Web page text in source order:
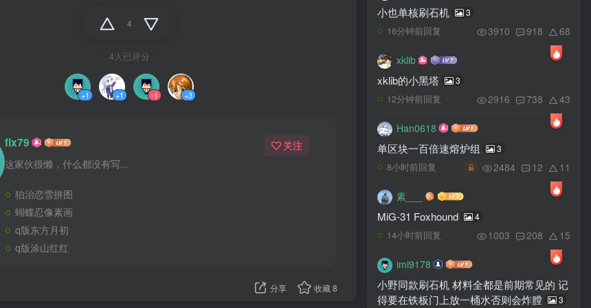
4
4人已评分
+1 +1 -1 +3
flx79
这家伙很懒，什么都没有写...
关注
狛治恋雪拼图
蝴蝶忍像素画
q版东方月初
q版涂山红红
分享 收藏8
小也单核刷石机 3
16分钟前回复 3910 918 68
xklib
xklib的小黑塔 3
12分钟前回复 2916 738 43
Han0618
单区块一百倍速熔炉组 3
8小时前回复 2484 12 11
素___
MiG-31 Foxhound 4
14小时前回复 1003 208 15
imi9178
小野同款刷石机 材料全都是前期常见的 记
得要在铁板门上放一桶水否则会炸膛
3